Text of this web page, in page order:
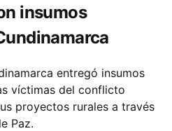
insumos
entregó insumos
víctimas del conflicto
proyectos rurales a través
Paz.